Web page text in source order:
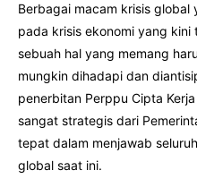
Berbagai macam krisis
pada krisis ekonomi yang
sebuah hal yang memang
mungkin dihadapi dan
penerbitan Perppu Cipta
sangat strategis dari
tepat dalam menjawab
global saat ini.